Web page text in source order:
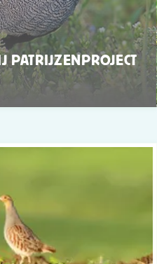
PATRIJZENPROJECT